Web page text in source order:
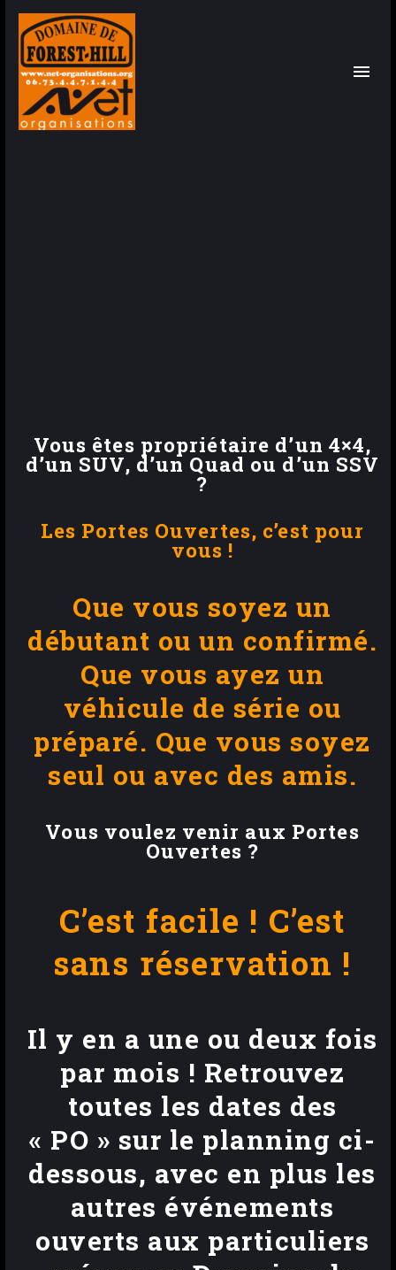
Vous êtes propriétaire d’un 4×4,
d’un SUV, d’un Quad ou d’un SSV
?
Les Portes Ouvertes, c’est pour
vous !
Que vous soyez un
débutant ou un confirmé.
Que vous ayez un
véhicule de série ou
préparé. Que vous soyez
seul ou avec des amis.
Vous voulez venir aux Portes
Ouvertes ?
C’est facile ! C’est
sans réservation !
Il y en a une ou deux fois
par mois ! Retrouvez
toutes les dates des
« PO » sur le planning ci-
dessous, avec en plus les
autres événements
ouverts aux particuliers